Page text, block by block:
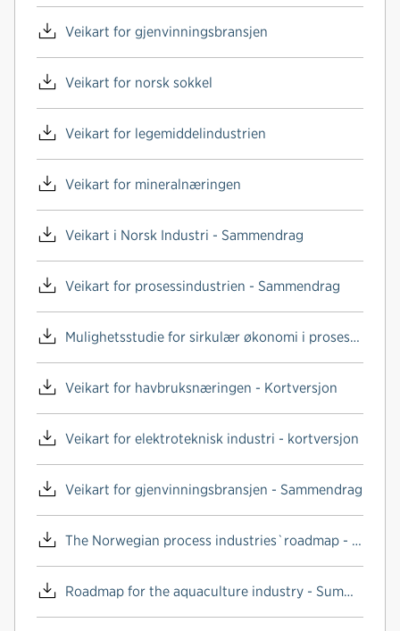
Veikart for gjenvinningsbransjen
Veikart for norsk sokkel
Veikart for legemiddelindustrien
Veikart for mineralnæringen
Veikart i Norsk Industri - Sammendrag
Veikart for prosessindustrien - Sammendrag
Mulighetsstudie for sirkulær økonomi i prosessindustrien
Veikart for havbruksnæringen - Kortversjon
Veikart for elektroteknisk industri - kortversjon
Veikart for gjenvinningsbransjen - Sammendrag
The Norwegian process industries`roadmap - Summary
Roadmap for the aquaculture industry - Summary